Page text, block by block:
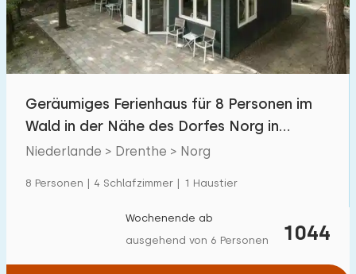
Nicht im Ferienpark 1100 +
Im Ferienpark 3200
Einfamilienhaus
Ferienbauernhof
Villa
27
Geräumiges Ferienhaus für 8 Personen im
Wald in der Nähe des Dorfes Norg in
Drenthe
Niederlande > Drenthe > Norg
8 Personen | 4 Schlafzimmer | 1 Haustier
1044
Wochenende ab
ausgehend von 6 Personen